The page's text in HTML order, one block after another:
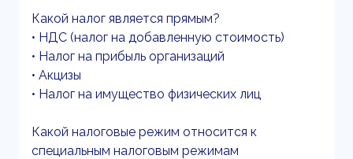
Какой налог является прямым?
• НДС (налог на добавленную стоимость)
• Налог на прибыль организаций
• Акцизы
• Налог на имущество физических лиц
Какой налоговые режим относится к
специальным налоговым режимам